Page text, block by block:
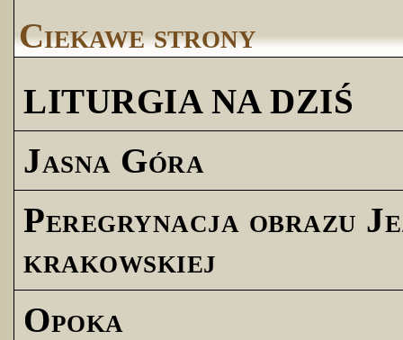
Ciekawe strony
LITURGIA NA DZIŚ
Jasna Góra
Peregrynacja obrazu
krakowskiej
Opoka